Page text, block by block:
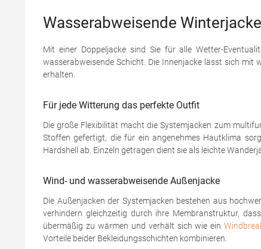
Wasserabweisende
Mit einer Doppeljacke sind Sie für alle Wetter-
wasserabweisende Schicht. Die Innenjacke lässt sich mit
erhalten.
Für jede Witterung das perfekte Outfit
Die große Flexibilität macht die Systemjacken zum
Stoffen gefertigt, die für ein angenehmes Hautklima
Hardshell ab. Einzeln getragen dient sie als leichte
Wind- und wasserabweisende Außenjacke
Die Außenjacken der Systemjacken bestehen aus
verhindern gleichzeitig durch ihre Membranstruktur,
übermäßig zu wärmen und verhält sich wie ein
Vorteile beider Bekleidungsschichten kombinieren.